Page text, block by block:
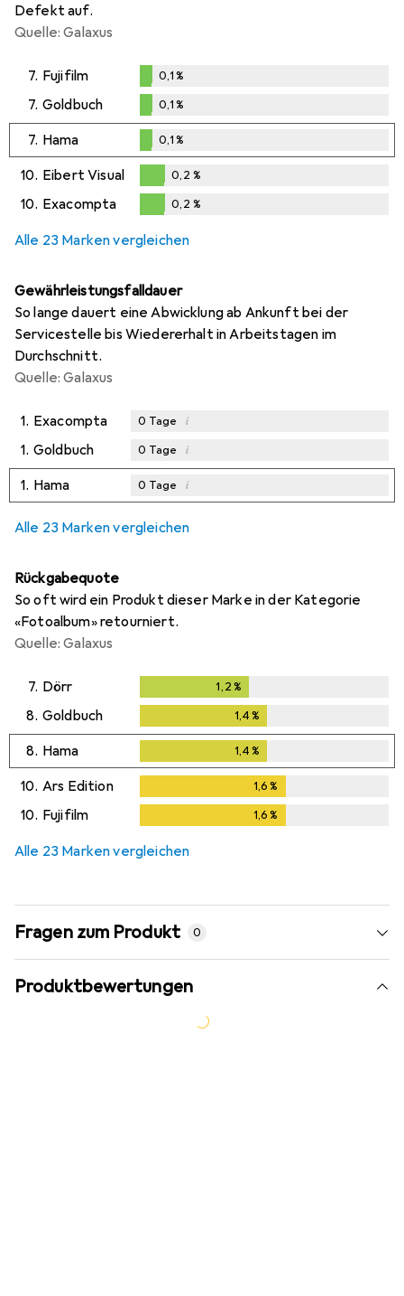
Defekt auf.
Quelle: Galaxus
7. Fujifilm
%
0,1%
7. Goldbuch
0,1%
0,1%
7. Hama
0,1%
0,1%
10. Eibert Visual
0,2%
0,2 %
10. Exacompta 0,2 %
Alle 23 Marken vergleichen
Gewährleistungsfalldauer
So lange dauert eine Abwicklung ab Ankunft bei der
Servicestelle bis Wiedererhalt in Arbeitstagen im
Durchschnitt.
Quelle: Galaxus
1. Exacompta 0 Tage i
1. Goldbuch 0 Tage i
1. Hama 0 Tage i
Alle 23 Marken vergleichen
Rückgabequote
So oft wird ein Produkt dieser Marke in der Kategorie
«Fotoalbum» retourniert.
Quelle: Galaxus
7. Dörr 1,2 %
8. Goldbuch 1,4%
8. Hama 1,4%
10. Ars Edition 1,6%
10. Fujifilm 1,6%
Alle 23 Marken vergleichen
Fragen zum Produkt 0
Produktbewertungen